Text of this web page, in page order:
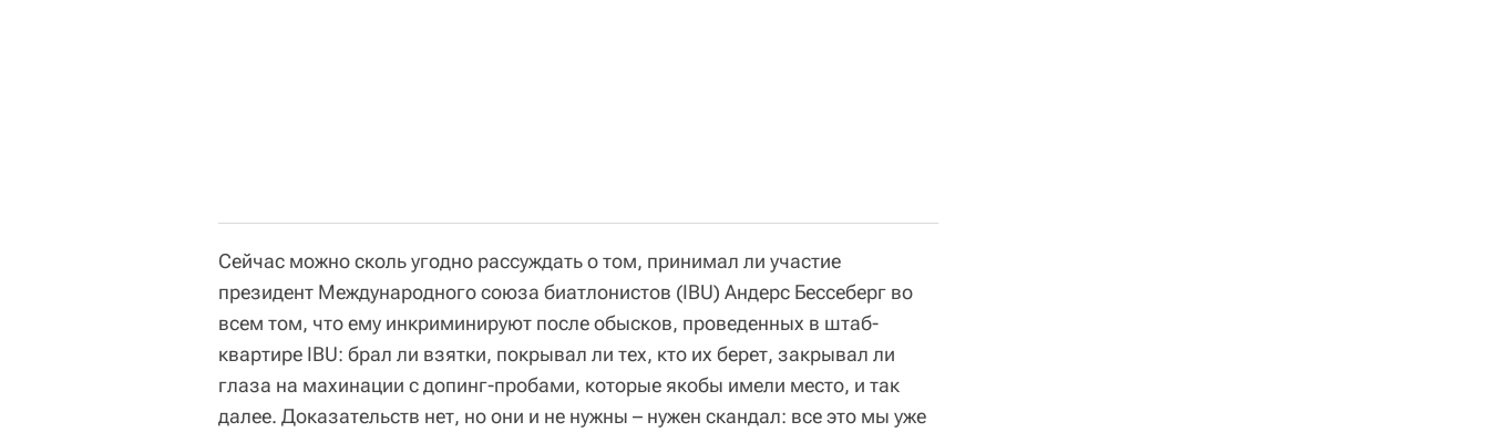
Сейчас можно сколь угодно рассуждать о том, принимал ли участие
президент Международного союза биатлонистов (IBU) Андерс Бессеберг во
всем том, что ему инкриминируют после обысков, проведенных в штаб-
квартире IBU: брал ли взятки, покрывал ли тех, кто их берет, закрывал ли
глаза на махинации с допинг-пробами, которые якобы имели место, и так
далее. Доказательств нет, но они и не нужны – нужен скандал: все это мы уже